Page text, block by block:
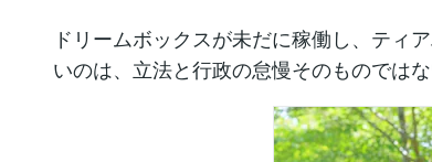
ドリームボックスが未だに稼働し、ティ
いのは、立法と行政の怠慢そのものではな